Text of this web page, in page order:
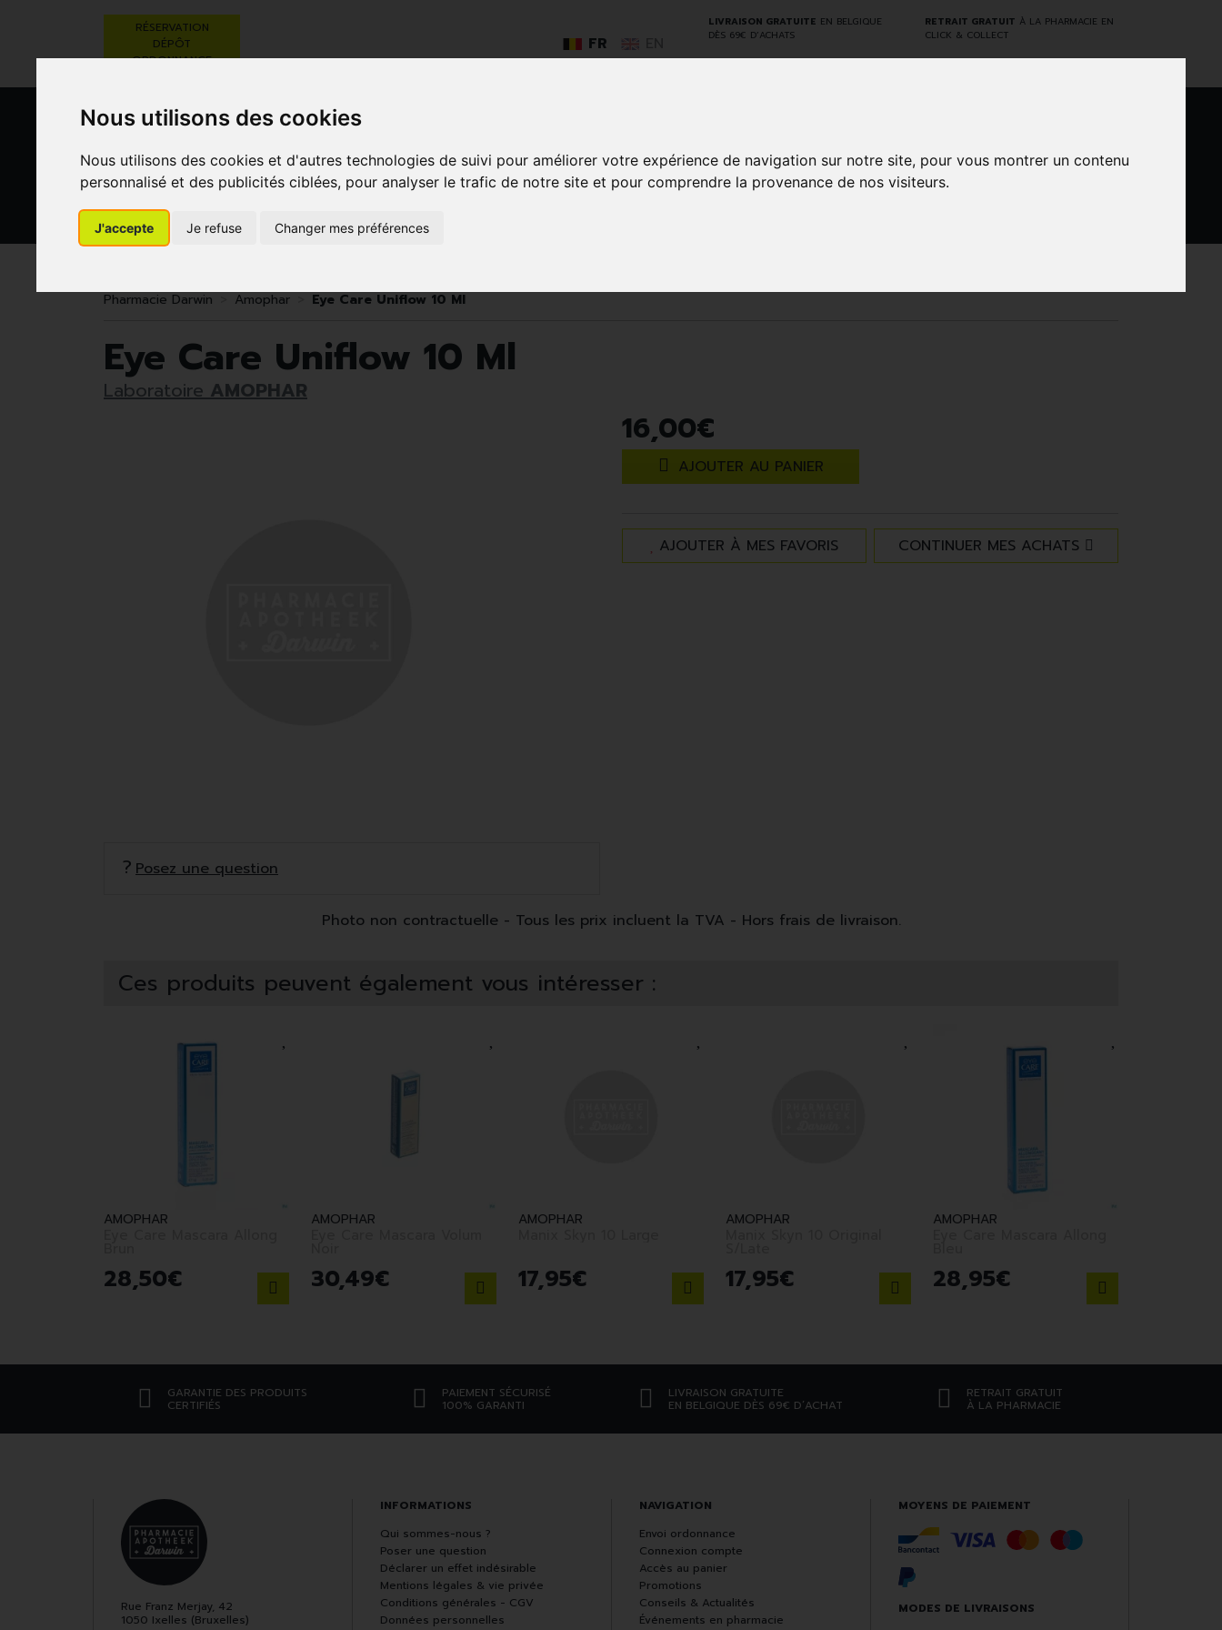
Nous utilisons des cookies
Nous utilisons des cookies et d'autres technologies de suivi pour améliorer votre expérience de navigation sur notre site, pour vous montrer un contenu
personnalisé et des publicités ciblées, pour analyser le trafic de notre site et pour comprendre la provenance de nos visiteurs.
J'accepte Je refuse Changer mes préférences
LIVRAISON GRATUITE EN BELGIQUE
DÈS 69€ D’ACHATS
RETRAIT GRATUIT À LA PHARMACIE EN
CLICK & COLLECT
FR
RÉSERVATION
DÉPÔT
ORDONNANCE
GO
BEAUTÉ,
SOINS ET
RÉGIME,
GROSSESSE
Pharmacie Darwin Amophar Eye Care Uniflow 10 Ml
Eye Care Uniflow 10 Ml
Laboratoire AMOPHAR
16,00€
AJOUTER AU PANIER
AJOUTER À MES FAVORIS CONTINUER MES ACHATS
Posez une question
Photo non contractuelle - Tous les prix incluent la TVA - Hors frais de livraison.
Ces produits peuvent également vous intéresser :
AMOPHAR
28,50€
AMOPHAR
30,49€
AMOPHAR
17,95€
AMOPHAR
17,95€
AMOPHAR
28,95€
GARANTIE DES PRODUITS
CERTIFIÉS
PAIEMENT SÉCURISÉ
100% GARANTI
LIVRAISON GRATUITE
EN BELGIQUE DÈS 69€ D’ACHAT
RETRAIT GRATUIT
À LA PHARMACIE
Rue Franz Merjay, 42
1050 Ixelles (Bruxelles)
INFORMATIONS
Qui sommes-nous ?
Poser une question
Déclarer un effet indésirable
Mentions légales & vie privée
Conditions générales - CGV
Données personnelles
NAVIGATION
Envoi ordonnance
Connexion compte
Accès au panier
Promotions
Conseils & Actualités
Événements en pharmacie
MOYENS DE PAIEMENT
MODES DE LIVRAISONS